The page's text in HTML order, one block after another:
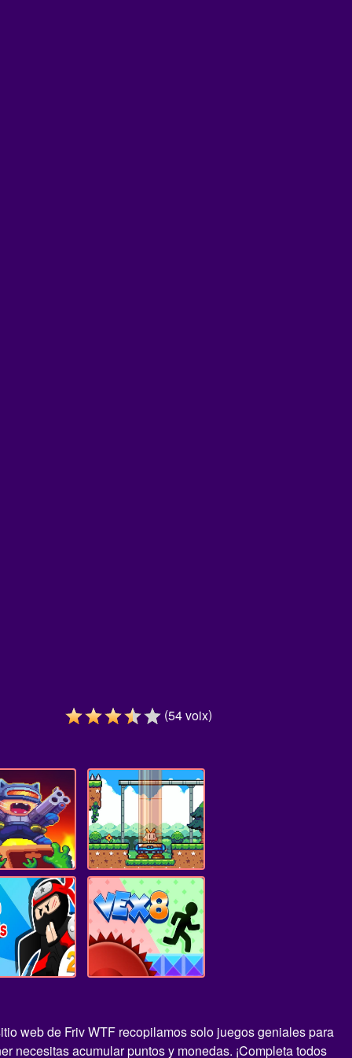
(54voix)
web de Friv WTF recopilamos solo juegos geniales para
necesitas acumular puntos y monedas. ¡Completa todos